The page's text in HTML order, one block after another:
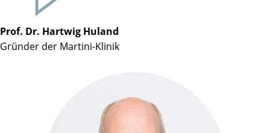
Prof. Dr. Hartwig Huland
Gründer der Martini-Klinik